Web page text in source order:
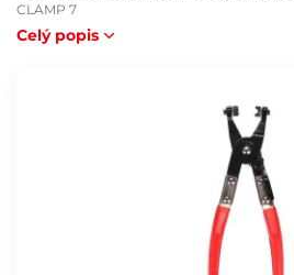
CLAMP 7
Celý popis